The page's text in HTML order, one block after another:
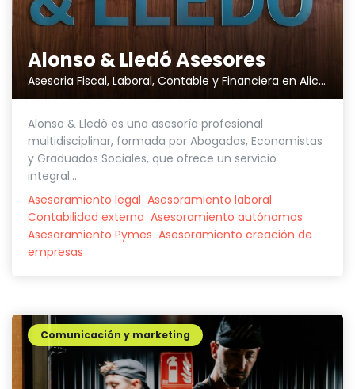
Alonso & Lledó Asesores
Asesoria Fiscal, Laboral, Contable y Financiera en Alicante
Alonso & Lledò es una asesoría profesional
multidisciplinar, formada por Abogados, Economistas
y Graduados Sociales, que ofrece un servicio
integral...
Asesoramiento legal Asesoramiento laboral
Contabilidad externa Asesoramiento autónomos
Asesoramiento Pymes Asesoramiento creación de
empresas
Comunicación y marketing